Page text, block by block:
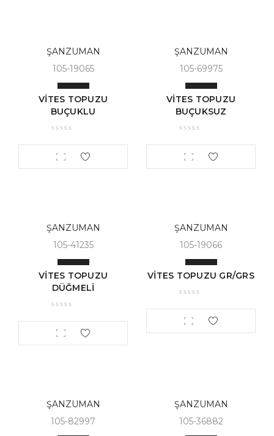
ŞANZUMAN
105-19065
VİTES TOPUZU
BUÇUKLU
ŞANZUMAN
105-69975
VİTES TOPUZU
BUÇUKSUZ
ŞANZUMAN
105-41235
VİTES TOPUZU
DÜĞMELİ
ŞANZUMAN
105-19066
VİTES TOPUZU GR/GRS
ŞANZUMAN
105-82997
ŞANZUMAN
105-36882